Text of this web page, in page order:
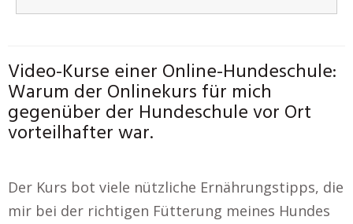
Video-Kurse einer Online-Hundeschule:
Warum der Onlinekurs für mich
gegenüber der Hundeschule vor Ort
vorteilhafter war.
Der Kurs bot viele nützliche Ernährungstipps, die
mir bei der richtigen Fütterung meines Hundes